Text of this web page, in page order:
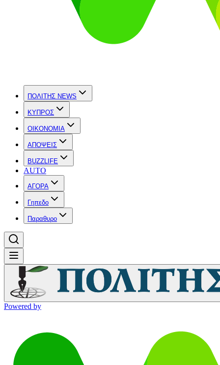
ΠΟΛΙΤΗΣ NEWS
ΚΥΠΡΟΣ
OIKONOMIA
ΑΠΟΨΕΙΣ
BUZZLIFE
AUTO
ΑΓΟΡΑ
Γηπεδο
Παραθυρο
Powered by